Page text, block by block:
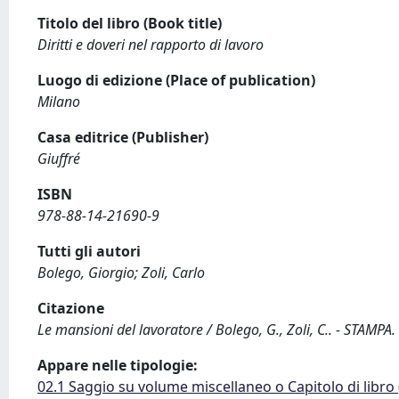
Titolo del libro (Book title)
Diritti e doveri nel rapporto di lavoro
Luogo di edizione (Place of publication)
Milano
Casa editrice (Publisher)
Giuffré
ISBN
978-88-14-21690-9
Tutti gli autori
Bolego, Giorgio; Zoli, Carlo
Citazione
Le mansioni del lavoratore / Bolego, G., Zoli, C.. -
Appare nelle tipologie:
02.1 Saggio su volume miscellaneo o Capitolo di libro